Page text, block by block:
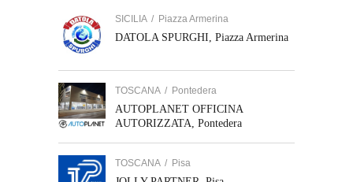
SICILIA / Piazza Armerina
DATOLA SPURGHI, Piazza Armerina
TOSCANA / Pontedera
AUTOPLANET OFFICINA
AUTORIZZATA, Pontedera
TOSCANA / Pisa